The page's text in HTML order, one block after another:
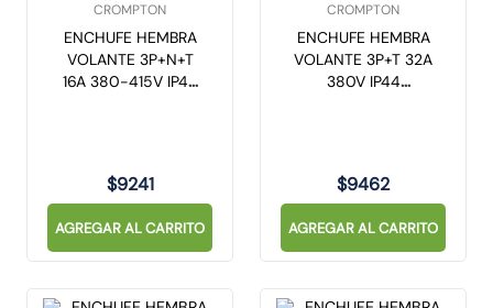
CROMPTON
ENCHUFE HEMBRA
VOLANTE 3P+N+T
16A 380-415V IP44
$9241
AGREGAR AL CARRITO
CROMPTON
ENCHUFE HEMBRA
VOLANTE 3P+T 32A
380V IP44
$9462
AGREGAR AL CARRITO